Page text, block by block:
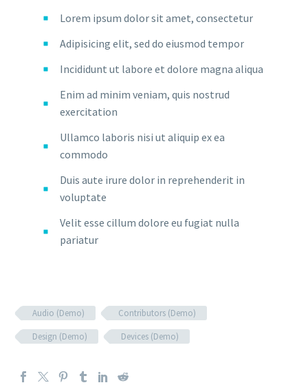
Lorem ipsum dolor sit amet, consectetur
Adipisicing elit, sed do eiusmod tempor
Incididunt ut labore et dolore magna aliqua
Enim ad minim veniam, quis nostrud
exercitation
Ullamco laboris nisi ut aliquip ex ea
commodo
Duis aute irure dolor in reprehenderit in
voluptate
Velit esse cillum dolore eu fugiat nulla
pariatur
Audio (Demo)
Contributors (Demo)
Design (Demo)
Devices (Demo)